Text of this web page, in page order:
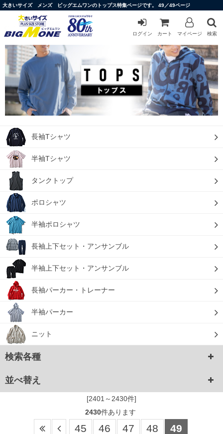
大きいサイズ メンズ ビッグエムワンのトップス特集ページです。 49／49ページ
ログイン カート マイページ 検索
長袖Tシャツ
半袖Tシャツ
タンクトップ
ポロシャツ
半袖ポロシャツ
長袖上下セット・アンサンブル
半袖上下セット・アンサンブル
長袖パーカー・トレーナー
半袖パーカー
ニット
検索各種
並べ替え
[2401～2430件]
2430件あります
45 46 47 48 49